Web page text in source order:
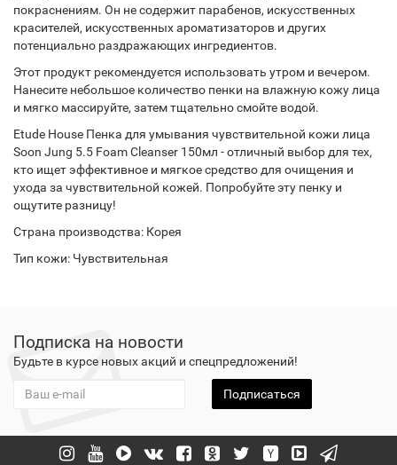
покраснениям. Он не содержит парабенов, искусственных
красителей, искусственных ароматизаторов и других
потенциально раздражающих ингредиентов.
Этот продукт рекомендуется использовать утром и вечером.
Нанесите небольшое количество пенки на влажную кожу лица
и мягко массируйте, затем тщательно смойте водой.
Etude House Пенка для умывания чувствительной кожи лица
Soon Jung 5.5 Foam Cleanser 150мл - отличный выбор для тех,
кто ищет эффективное и мягкое средство для очищения и
ухода за чувствительной кожей. Попробуйте эту пенку и
ощутите разницу!
Страна производства: Корея
Тип кожи: Чувствительная
Подписка на новости
Будьте в курсе новых акций и спецпредложений!
Подписаться